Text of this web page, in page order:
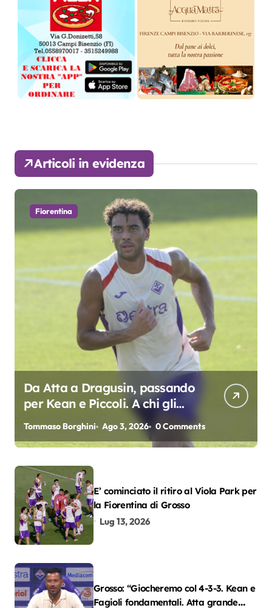
Articoli in evidenza
Fiorentina
Da Atta a Dragusin, passando
per Kean e Piccoli. A chi gli
oscar del precampionato?
Tommaso Borghini Ago 3, 2026 0 Comments
E’ cominciato il ritiro al Viola Park per
la Fiorentina di Grosso
Lug 13, 2026
Grosso: “Giocheremo col 4-3-3. Kean e
Fagioli fondamentali. Atta grande